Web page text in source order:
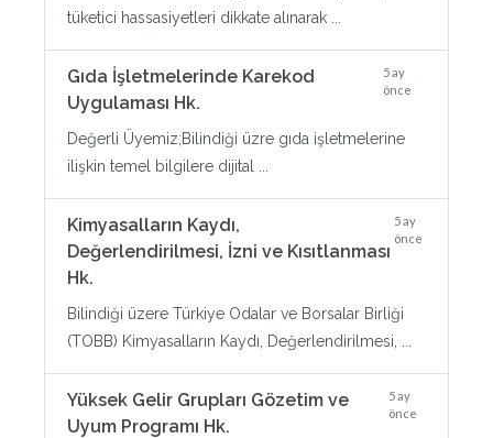
tüketici hassasiyetleri dikkate alınarak ...
Gıda İşletmelerinde Karekod
Uygulaması Hk.
5 ay
önce
Değerli Üyemiz;Bilindiği üzre gıda işletmelerine
ilişkin temel bilgilere dijital ...
Kimyasalların Kaydı,
Değerlendirilmesi, İzni ve Kısıtlanması
Hk.
5 ay
önce
Bilindiği üzere Türkiye Odalar ve Borsalar Birliği
(TOBB) Kimyasalların Kaydı, Değerlendirilmesi, ...
Yüksek Gelir Grupları Gözetim ve
Uyum Programı Hk.
5 ay
önce